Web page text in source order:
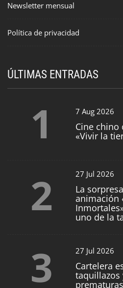
Newsletter mensual
Política de privacidad
ÚLTIMAS ENTRADAS
1 7 Aug 2026
Cine chino
«Vivir la
2 27 Jul 2026
La
animación
uno de la
3 27 Jul 2026
Cartelera
taquillazos